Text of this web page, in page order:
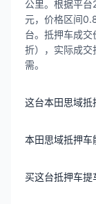
公里。根据平
元，价格区间
台。抵押车成
折），实际成交
需。
这台本田思域抵
本田思域抵押车
买这台抵押车提